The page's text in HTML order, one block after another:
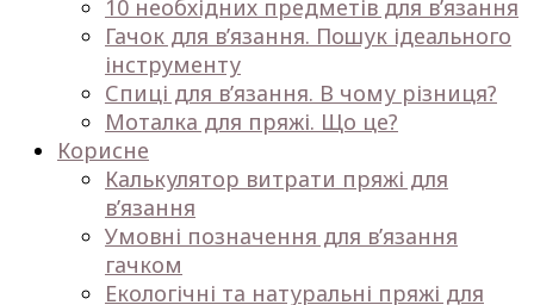
10 необхідних предметів для в’язання
Гачок для в’язання. Пошук ідеального
інструменту
Спиці для в’язання. В чому різниця?
Моталка для пряжі. Що це?
Корисне
Калькулятор витрати пряжі для
в’язання
Умовні позначення для в’язання
гачком
Екологічні та натуральні пряжі для